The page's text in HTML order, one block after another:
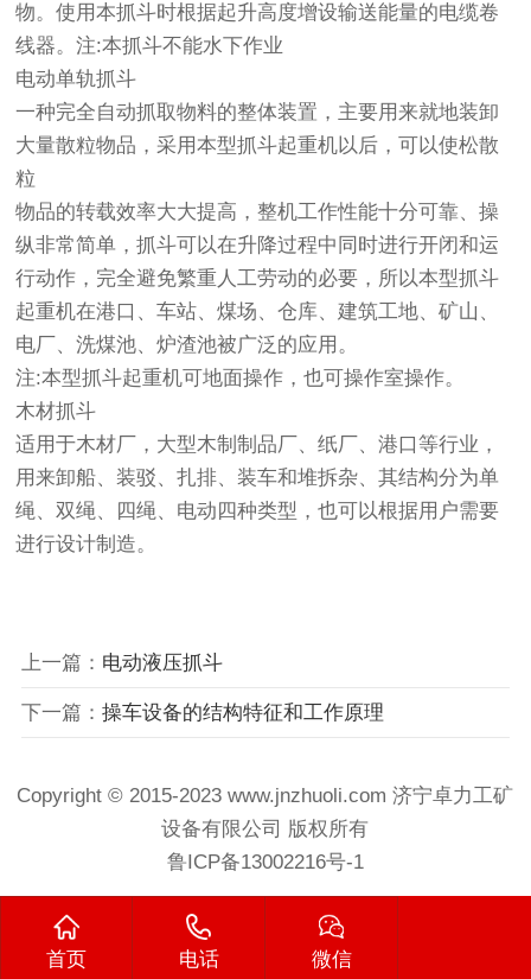
物。使用本抓斗时根据起升高度增设输送能量的电缆卷
线器。注:本抓斗不能水下作业
电动单轨抓斗
一种完全自动抓取物料的整体装置，主要用来就地装卸
大量散粒物品，采用本型抓斗起重机以后，可以使松散
粒
物品的转载效率大大提高，整机工作性能十分可靠、操
纵非常简单，抓斗可以在升降过程中同时进行开闭和运
行动作，完全避免繁重人工劳动的必要，所以本型抓斗
起重机在港口、车站、煤场、仓库、建筑工地、矿山、
电厂、洗煤池、炉渣池被广泛的应用。
注:本型抓斗起重机可地面操作，也可操作室操作。
木材抓斗
适用于木材厂，大型木制制品厂、纸厂、港口等行业，
用来卸船、装驳、扎排、装车和堆拆杂、其结构分为单
绳、双绳、四绳、电动四种类型，也可以根据用户需要
进行设计制造。
上一篇： 电动液压抓斗
下一篇： 操车设备的结构特征和工作原理
Copyright © 2015-2023 www.jnzhuoli.com济宁卓力工矿
设备有限公司 版权所有
鲁ICP备13002216号-1
首页 电话 微信